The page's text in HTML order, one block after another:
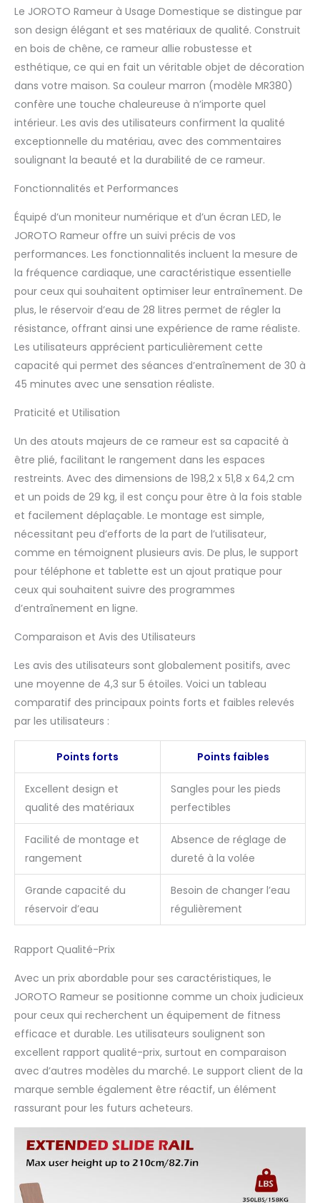
conçu pour apporter la
sensation de l'aviron en
plein air dans le confort
de votre maison, avec
un réservoir d'eau plus
grand de 28L qui
augmente la
résistance et fournit
une expérience d'aviron
plus dynamique. 【Bois
dur de Première
fusion de la durabilité
notre rameur à
résistance à l'eau,
méticuleusement
bois certifié FSC pour
supporter une capacité
de poids substantielle
de 158KG, assurant la
durabilité et la
durabilité.
【Conception Efficace
de L'espace】
bois de JOROTO,
méticuleusement
conçu pour
l'environnement
domestique. Lorsqu'il
est entièrement
déployé, sa taille est de
198,2 x 51,8 x 64,2 cm
pour permettre une
gamme complète de
mouvements, mais il se
taille compacte de 64,2
à un design pliable à
180 degrés. 【Réservoir
Premium】Bénéficiant
de notre construction
le rameur JOROTO
utilise un matériau de
réservoir robuste et une
technologie de joint
étanche pour réduire le
risque de fuites, conçu
pour fournir une
expérience d'exercice
propre et
ininterrompue qui vous
permet de vous
concentrer sur la
performance et les
JOROTO affiche un
large éventail de
mesures, y compris
Scan, Time, DIST,
STROKE, CAL, WATT, et
Strokes Per Minute
(SPM). Ce suivi précis
garantit que vous
disposez de toutes les
performances, fixer des
objectifs et réaliser des
dans votre parcours de
Le JOROTO Rameur à Usage Domestique se distingue par
son design élégant et ses matériaux de qualité. Construit
en bois de chêne, ce rameur allie robustesse et
esthétique, ce qui en fait un véritable objet de décoration
dans votre maison. Sa couleur marron (modèle MR380)
confère une touche chaleureuse à n’importe quel
intérieur. Les avis des utilisateurs confirment la qualité
exceptionnelle du matériau, avec des commentaires
soulignant la beauté et la durabilité de ce rameur.
Fonctionnalités et Performances
Équipé d’un moniteur numérique et d’un écran LED, le
JOROTO Rameur offre un suivi précis de vos
performances. Les fonctionnalités incluent la mesure de
la fréquence cardiaque, une caractéristique essentielle
pour ceux qui souhaitent optimiser leur entraînement. De
plus, le réservoir d’eau de 28 litres permet de régler la
résistance, offrant ainsi une expérience de rame réaliste.
Les utilisateurs apprécient particulièrement cette
capacité qui permet des séances d’entraînement de 30 à
45 minutes avec une sensation réaliste.
Praticité et Utilisation
Un des atouts majeurs de ce rameur est sa capacité à
être plié, facilitant le rangement dans les espaces
restreints. Avec des dimensions de 198,2 x 51,8 x 64,2 cm
et un poids de 29 kg, il est conçu pour être à la fois stable
et facilement déplaçable. Le montage est simple,
nécessitant peu d’efforts de la part de l’utilisateur,
comme en témoignent plusieurs avis. De plus, le support
pour téléphone et tablette est un ajout pratique pour
ceux qui souhaitent suivre des programmes
d’entraînement en ligne.
Comparaison et Avis des Utilisateurs
Les avis des utilisateurs sont globalement positifs, avec
une moyenne de 4,3 sur 5 étoiles. Voici un tableau
comparatif des principaux points forts et faibles relevés
par les utilisateurs :
Points forts Points faibles
Excellent design et
qualité des matériaux
Sangles pour les pieds
perfectibles
Facilité de montage et
rangement
Absence de réglage de
dureté à la volée
Grande capacité du
réservoir d’eau
Besoin de changer l’eau
régulièrement
Rapport Qualité-Prix
Avec un prix abordable pour ses caractéristiques, le
JOROTO Rameur se positionne comme un choix judicieux
pour ceux qui recherchent un équipement de fitness
efficace et durable. Les utilisateurs soulignent son
excellent rapport qualité-prix, surtout en comparaison
avec d’autres modèles du marché. Le support client de la
marque semble également être réactif, un élément
rassurant pour les futurs acheteurs.